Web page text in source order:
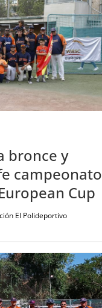
bronce y
campeonato
Cup
El Polideportivo